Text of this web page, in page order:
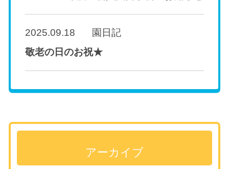
2025.09.18
園日記
敬老の日のお祝★
アーカイブ